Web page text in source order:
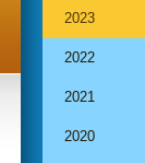
2023
2022
2021
2020